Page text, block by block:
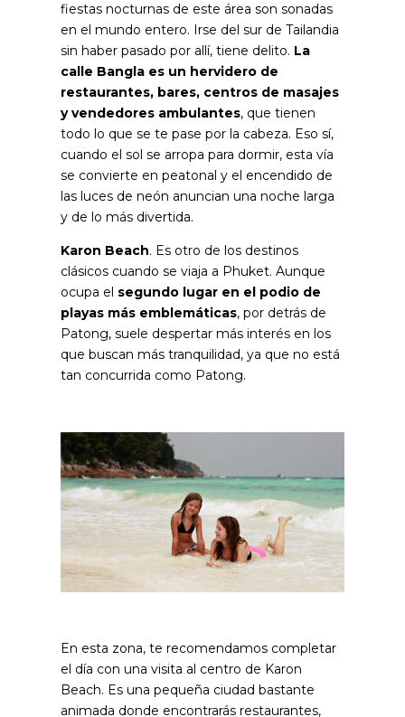
fiestas nocturnas de este área son sonadas
en el mundo entero. Irse del sur de Tailandia
sin haber pasado por allí, tiene delito. La
calle Bangla es un hervidero de
restaurantes, bares, centros de masajes
y vendedores ambulantes, que tienen
todo lo que se te pase por la cabeza. Eso sí,
cuando el sol se arropa para dormir, esta vía
se convierte en peatonal y el encendido de
las luces de neón anuncian una noche larga
y de lo más divertida.
Karon Beach. Es otro de los destinos
clásicos cuando se viaja a Phuket. Aunque
ocupa el segundo lugar en el podio de
playas más emblemáticas, por detrás de
Patong, suele despertar más interés en los
que buscan más tranquilidad, ya que no está
tan concurrida como Patong.
En esta zona, te recomendamos completar
el día con una visita al centro de Karon
Beach. Es una pequeña ciudad bastante
animada donde encontrarás restaurantes,